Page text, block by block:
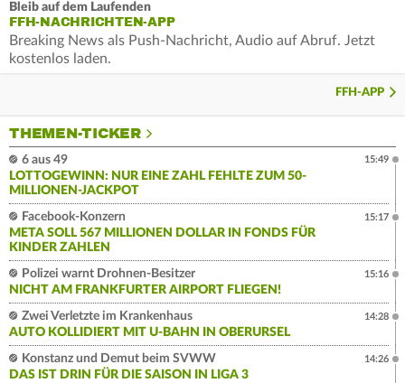
Bleib auf dem Laufenden
FFH-NACHRICHTEN-APP
Breaking News als Push-Nachricht, Audio auf Abruf. Jetzt
kostenlos laden.
FFH-APP
THEMEN-TICKER
6 aus 49
LOTTOGEWINN: NUR EINE ZAHL FEHLTE ZUM 50-
MILLIONEN-JACKPOT
15:49
Facebook-Konzern
META SOLL 567 MILLIONEN DOLLAR IN FONDS FÜR
KINDER ZAHLEN
15:17
Polizei warnt Drohnen-Besitzer
NICHT AM FRANKFURTER AIRPORT FLIEGEN!
15:16
Zwei Verletzte im Krankenhaus
AUTO KOLLIDIERT MIT U-BAHN IN OBERURSEL
14:28
Konstanz und Demut beim SVWW
DAS IST DRIN FÜR DIE SAISON IN LIGA 3
14:26